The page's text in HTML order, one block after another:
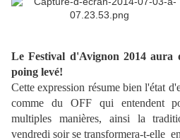
Le Festival d'Avignon 2014
poing levé!
Cette expression résume bien l'état
comme du OFF qui entendent
multiples manières, ainsi la
vendredi soir se transformera-t-elle